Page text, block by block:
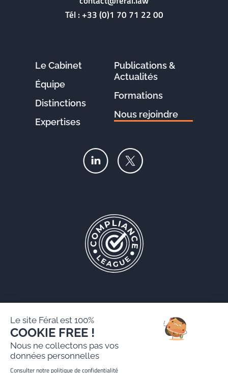
Tél :+33 (0)1 70 71 22 00
Le Cabinet
Équipe
Distinctions
Expertises
Publications &
Actualités
Formations
Nous rejoindre
Mentions légales
Politique de protection des données personnelles
Le site Féral est 100%
COOKIE FREE !
Nous ne collectons pas vos
données personnelles
Consulter notre politique de confidentialité